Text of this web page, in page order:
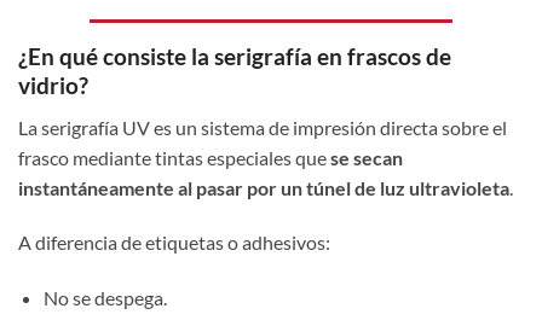
¿En qué consiste la serigrafía en frascos de
vidrio?
La serigrafía UV es un sistema de impresión directa sobre el
frasco mediante tintas especiales quese secan
instantáneamente al pasar por un túnel de luz ultravioleta
A diferencia de etiquetas o adhesivos:
No se despega.